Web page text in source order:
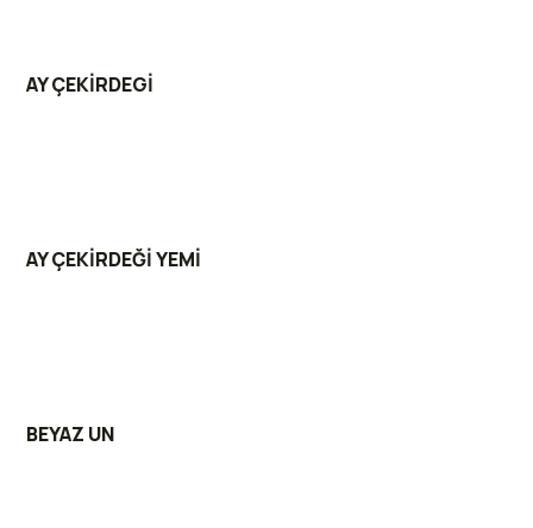
AY ÇEKİRDEGİ
AY ÇEKİRDEĞİ YEMİ
BEYAZ UN